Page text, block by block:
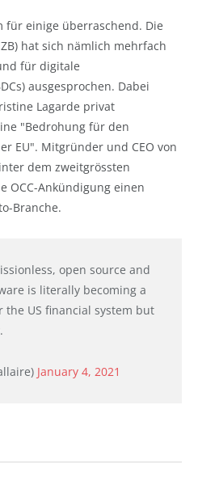
für einige überraschend. Die
hat sich nämlich mehrfach
für digitale
ausgesprochen. Dabei
Lagarde privat
"Bedrohung für den
EU". Mitgründer und CEO von
dem zweitgrössten
OCC-Ankündigung einen
Branche.
open source and
is literally becoming a
US financial system but
January 4, 2021